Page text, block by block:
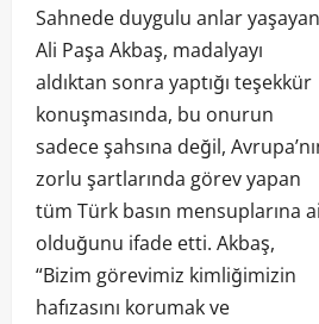
Sahnede duygulu anlar yaşayan
Ali Paşa Akbaş, madalyayı
aldıktan sonra yaptığı teşekkür
konuşmasında, bu onurun
sadece şahsına değil,
zorlu şartlarında görev yapan
tüm Türk basın mensuplarına
olduğunu ifade etti. Akbaş,
“Bizim görevimiz kimliğimizin
hafızasını korumak ve